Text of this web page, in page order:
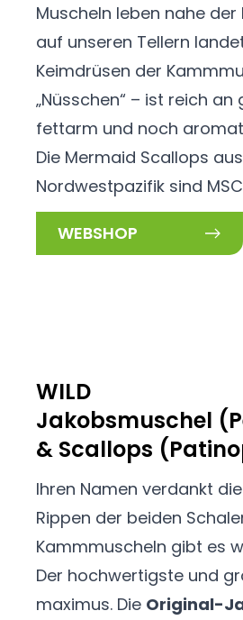
Muscheln leben nahe der
auf unseren Tellern
Keimdrüsen der
„Nüsschen“ – ist reich
fettarm und noch
Die Mermaid Scallops
Nordwestpazifik sind
WEBSHOP
WILD
Jakobsmuschel
& Scallops
Ihren Namen verdankt
Rippen der beiden
Kammmuscheln gibt es
Der hochwertigste und
maximus. Die Original-